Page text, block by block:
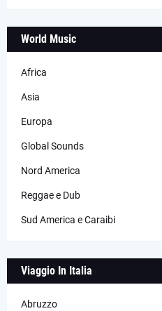
World Music
Africa
Asia
Europa
Global Sounds
Nord America
Reggae e Dub
Sud America e Caraibi
Viaggio In Italia
Abruzzo